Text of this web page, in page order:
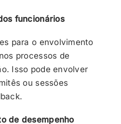
funcionários
para o envolvimento
processos de
Isso pode envolver
ou sessões
de desempenho